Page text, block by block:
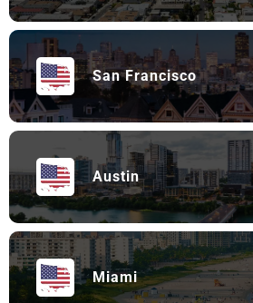
San Francisco
Austin
Miami